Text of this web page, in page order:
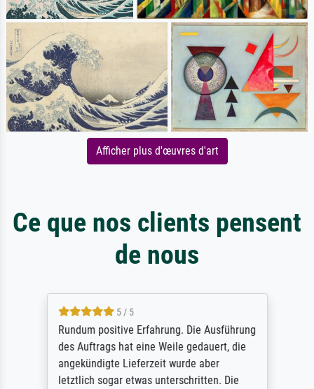
Afficher plus d'œuvres d'art
Ce que nos clients pensent
de nous
5 / 5
Rundum positive Erfahrung. Die Ausführung
des Auftrags hat eine Weile gedauert, die
angekündigte Lieferzeit wurde aber
letztlich sogar etwas unterschritten. Die